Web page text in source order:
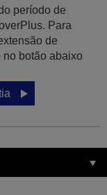
período de
Para
de
botão abaixo